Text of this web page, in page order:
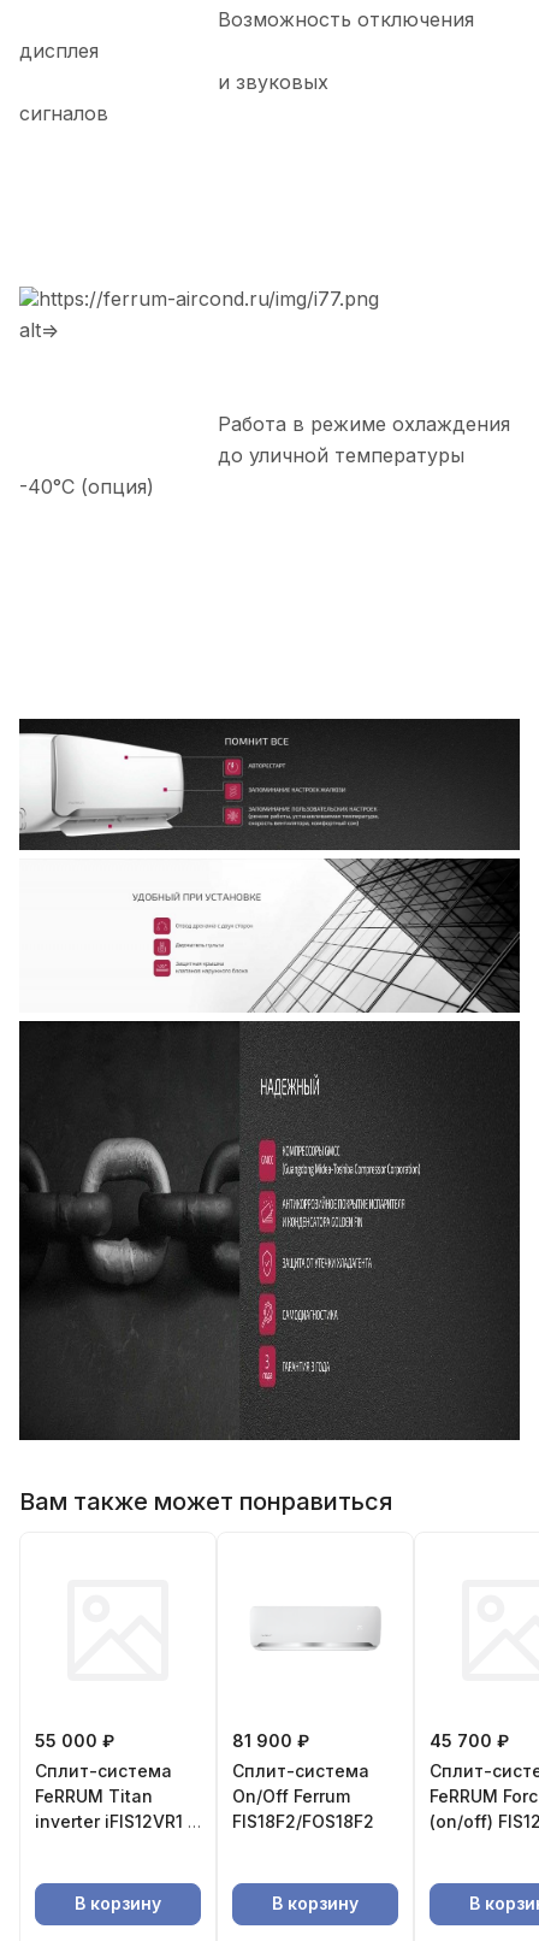
Возможность отключения
дисплея
и звуковых
сигналов
https://ferrum-aircond.ru/img/i77.png
alt=>
Работа в режиме охлаждения
до уличной температуры
-40°С (опция)
Вам также может понравиться
55 000 ₽
Сплит-система
FeRRUM Titan
inverter iFIS12VR1 /
В корзину
81 900 ₽
Сплит-система
On/Off Ferrum
FIS18F2/FOS18F2
В корзину
45 700 ₽
Сплит-
FeRRUM
(on/off) FIS12F2С /
В